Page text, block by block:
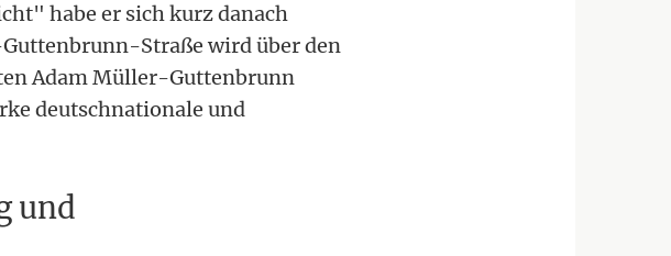
habe er sich kurz danach
Straße wird über den
Adam Müller-Guttenbrunn
deutschnationale und
und